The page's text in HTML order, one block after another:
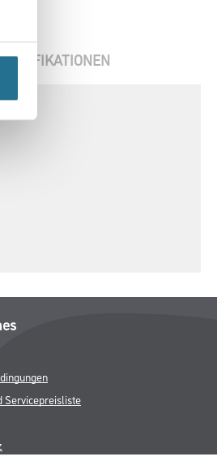
Servicepreisliste